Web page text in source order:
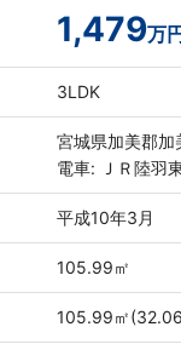
1,479万円
3LDK
宮城県加美郡加
電車: ＪＲ陸羽
平成10年3月
105.99㎡
105.99㎡